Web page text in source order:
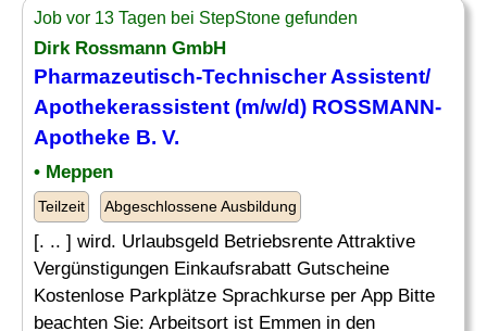
Job vor 13 Tagen bei StepStone gefunden
Dirk Rossmann GmbH
Pharmazeutisch-Technischer Assistent/
Apothekerassistent (m/w/d) ROSSMANN-
Apotheke B. V.
• Meppen
Teilzeit Abgeschlossene Ausbildung
[. .. ] wird. Urlaubsgeld Betriebsrente Attraktive
Vergünstigungen Einkaufsrabatt Gutscheine
Kostenlose Parkplätze Sprachkurse per App Bitte
beachten Sie: Arbeitsort ist Emmen in den